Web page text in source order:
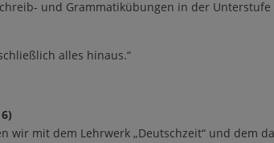
und Grammatikübungen in der Unterstufe
ßlich alles hinaus.“
wir mit dem Lehrwerk „Deutschzeit“ und dem